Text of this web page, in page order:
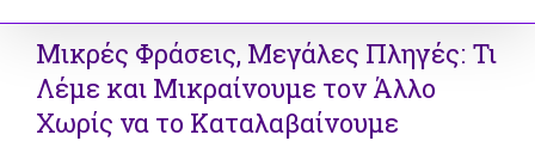
Μικρές Φράσεις, Μεγάλες Πληγές: Τι
Λέμε και Μικραίνουμε τον Άλλο
Χωρίς να το Καταλαβαίνουμε